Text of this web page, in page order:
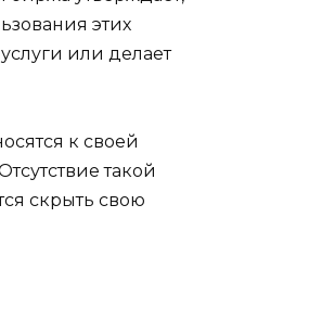
этих
или делает
к своей
такой
скрыть свою